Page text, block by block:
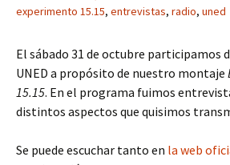
experimento 15.15, entrevistas, radio, uned
El sábado 31 de octubre participamos
UNED a propósito de nuestro montaje
15.15. En el programa fuimos
distintos aspectos que quisimos
Se puede escuchar tanto en la web